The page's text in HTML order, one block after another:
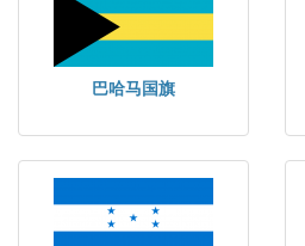
巴哈马国旗